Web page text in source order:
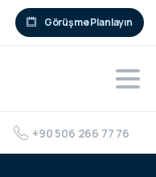
Görüşme Planlayın
+90 506 266 77 76